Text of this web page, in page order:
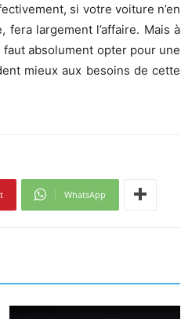
si votre voiture n’en
largement l’affaire. Mais à
absolument opter pour une
mieux aux besoins de cette
WhatsApp